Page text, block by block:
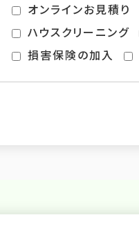
オンラインお見積り
ハウスクリーニング
損害保険の加入